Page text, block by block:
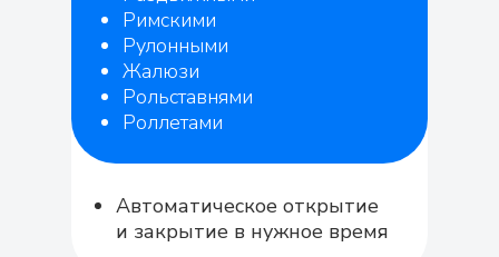
Римскими
Рулонными
Жалюзи
Рольставнями
Роллетами
Автоматическое открытие
и закрытие в нужное время